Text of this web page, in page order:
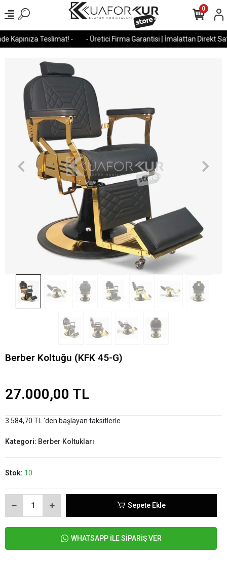
Kapınıza Teslimat! - - Üretici Firma Garantisi | İmalattan Direkt
0
Berber Koltuğu (KFK 45-G)
27.000,00 TL
3.584,70 TL 'den başlayan taksitlerle
Kategori: Berber Koltukları
Stok: 10
Sepete Ekle
WHATSAPP İLE SİPARİŞ VER